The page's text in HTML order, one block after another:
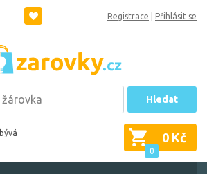
Registrace Přihlásit se
Hledat
0
0 Kč